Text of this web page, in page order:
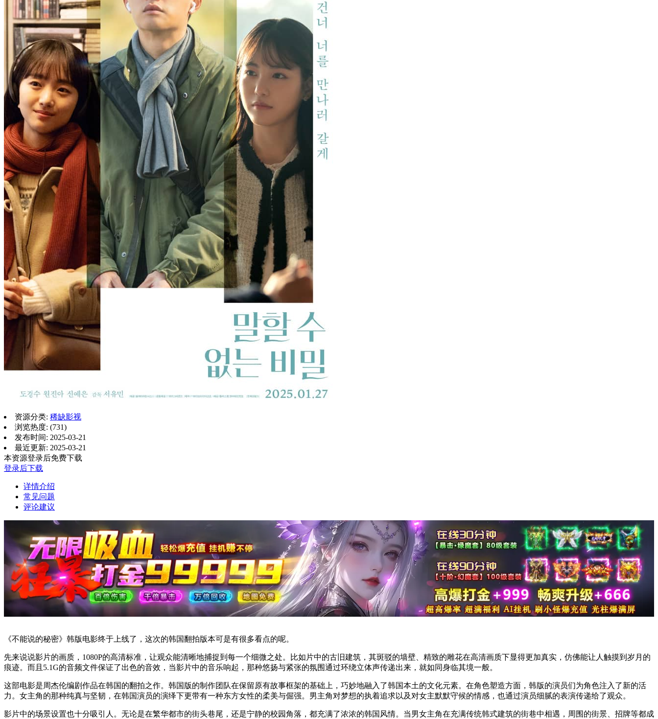
资源分类: 稀缺影视
浏览热度: (731)
发布时间: 2025-03-21
最近更新: 2025-03-21
本资源登录后免费下载
登录后下载
详情介绍
常见问题
评论建议
《不能说的秘密》韩版电影终于上线了，这次的韩国翻拍版本可是有很多看点的呢。
先来说说影片的画质，1080P的高清标准，让观众能清晰地捕捉到每一个细微之处。比如片中的古旧建筑，其斑驳的墙壁、精致的雕花在高清画质下显得更加真实，仿佛能让人触摸到岁月的
痕迹。而且5.1G的音频文件保证了出色的音效，当影片中的音乐响起，那种悠扬与紧张的氛围通过环绕立体声传递出来，就如同身临其境一般。
这部电影是周杰伦编剧作品在韩国的翻拍之作。韩国版的制作团队在保留原有故事框架的基础上，巧妙地融入了韩国本土的文化元素。在角色塑造方面，韩版的演员们为角色注入了新的活
力。女主角的那种纯真与坚韧，在韩国演员的演绎下更带有一种东方女性的柔美与倔强。男主角对梦想的执着追求以及对女主默默守候的情感，也通过演员细腻的表演传递给了观众。
影片中的场景设置也十分吸引人。无论是在繁华都市的街头巷尾，还是宁静的校园角落，都充满了浓浓的韩国风情。当男女主角在充满传统韩式建筑的街巷中相遇，周围的街景、招牌等都成